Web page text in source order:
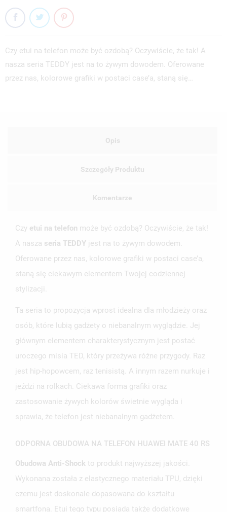
Czy etui na telefon może być ozdobą? Oczywiście, że tak! A
nasza seria TEDDY jest na to żywym dowodem. Oferowane
przez nas, kolorowe grafiki w postaci case’a, staną się…
Opis
Szczegóły Produktu
Komentarze
Czy etui na telefon może być ozdobą? Oczywiście, że tak!
A nasza seria TEDDY jest na to żywym dowodem.
Oferowane przez nas, kolorowe grafiki w postaci case’a,
staną się ciekawym elementem Twojej codziennej
stylizacji.
Ta seria to propozycja wprost idealna dla młodzieży oraz
osób, które lubią gadżety o niebanalnym wyglądzie. Jej
głównym elementem charakterystycznym jest postać
uroczego misia TED, który przeżywa różne przygody. Raz
jest hip-hopowcem, raz tenisistą. A innym razem nurkuje i
jeździ na rolkach. Ciekawa forma grafiki oraz
zastosowanie żywych kolorów świetnie wygląda i
sprawia, że telefon jest niebanalnym gadżetem.
ODPORNA OBUDOWA NA TELEFON HUAWEI MATE 40 RS
Obudowa Anti-Shock to produkt najwyższej jakości.
Wykonana została z elastycznego materiału TPU, dzięki
czemu jest doskonale dopasowana do kształtu
smartfona. Etui tego typu posiada także dodatkowe
MOJE LISTY ŻYCZEŃ
UTWÓRZ LISTĘ ŻYCZEŃ
NAZWA LISTY ŻYCZEŃ
ZALOGUJ SIĘ
MUSISZ BYĆ ZALOGOWANY BY ZAPISAĆ PRODUKTY NA
SWOJEJ LIŚCIE ŻYCZEŃ.